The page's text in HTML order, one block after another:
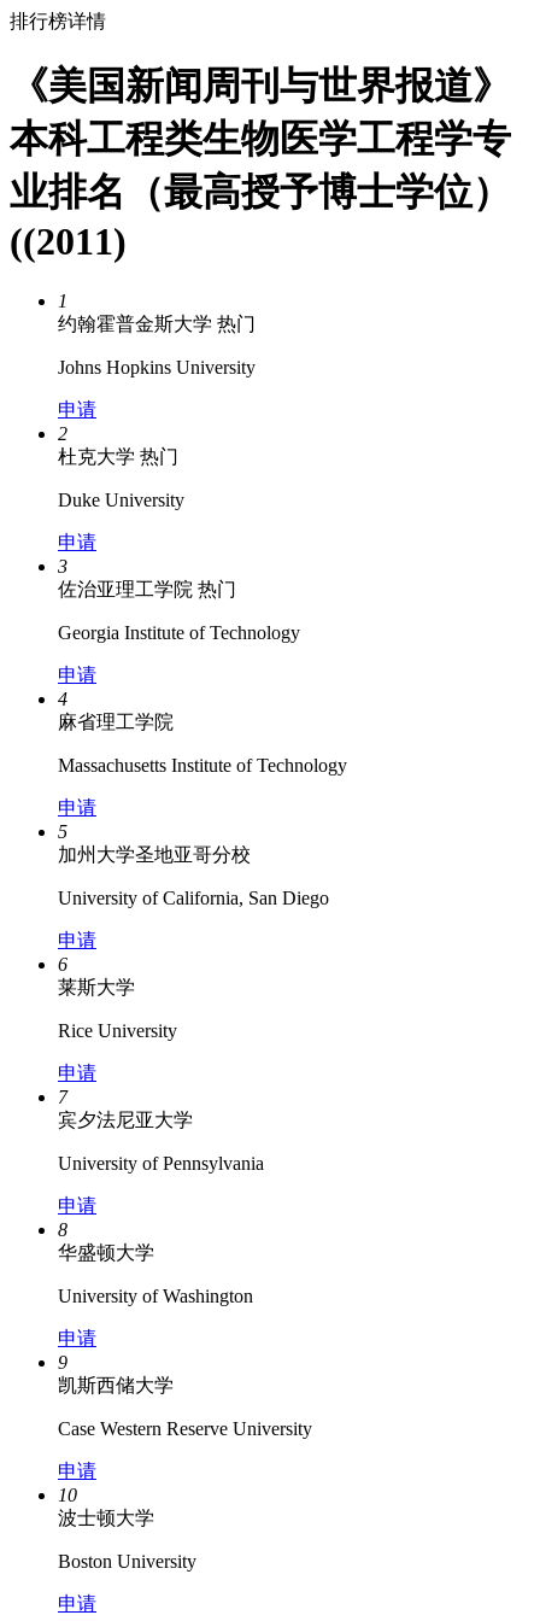
排行榜详情
《美国新闻周刊与世界报道》
本科工程类生物医学工程学专
业排名（最高授予博士学位）
((2011)
1
约翰霍普金斯大学 热门
Johns Hopkins University
申请
2
杜克大学 热门
Duke University
申请
3
佐治亚理工学院 热门
Georgia Institute of Technology
申请
4
麻省理工学院
Massachusetts Institute of Technology
申请
5
加州大学圣地亚哥分校
University of California, San Diego
申请
6
莱斯大学
Rice University
申请
7
宾夕法尼亚大学
University of Pennsylvania
申请
8
华盛顿大学
University of Washington
申请
9
凯斯西储大学
Case Western Reserve University
申请
10
波士顿大学
Boston University
申请